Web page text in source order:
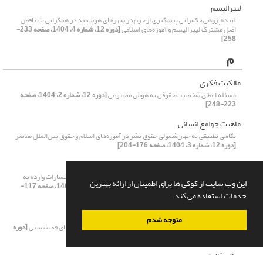
این وب سایت از کوکی ها برای اطمینان از ارائه بهترین
خدمات استفاده می کند.
متوجه شدم
لیبرالیسم
آینده‌پژوهی حکمرانی پیشگیری از جرم در شهرهای هوشمند در همگرایی یا تناقض
اصل مشترک لیبرالیسم و آموزه‌های اسلامی [دوره 12، شماره 4، 1404، صفحه 233-
258]
م
مالکیت فکری
مسئله اعطای شخصیت حقوقی به هوش مصنوعی [دوره 12، شماره 2، 1404، صفحه
223-248]
ماهیت جوامع انسانی
نگاهی تطبیقی به جهان‌شمولی حقوق بشر در آموزه‌های اسلام و حقوق بین‌الملل معاصر
[دوره 12، شماره 3، 1404، صفحه 176-204]
مبانی فقهی
مبانی مسئولیت مدنی صاحب ویژند در زنجیره تأمین کالا در قبال خسارات وارده به
کارگران در حقوق اتحادیه اروپا و فقه امامیه [دوره 12، شماره 2، 1404، صفحه 117-
1140]
مبانی فلسفی
مطالعه تطبیقی پیرامون مبانی حقوق زنان در حقوق ایران و جنبش‌های فمینیستی[دوره